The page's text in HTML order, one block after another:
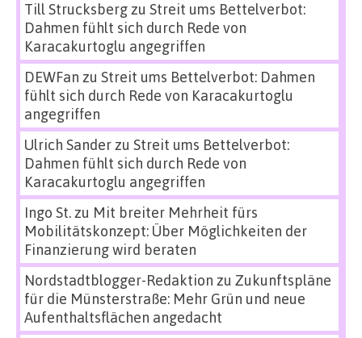
Till Strucksbergzu Streit ums Bettelverbot:
Dahmen fühlt sich durch Rede von
Karacakurtoglu angegriffen
DEWFan zu Streit ums Bettelverbot: Dahmen
fühlt sich durch Rede von Karacakurtoglu
angegriffen
Ulrich Sanderzu Streit ums Bettelverbot:
Dahmen fühlt sich durch Rede von
Karacakurtoglu angegriffen
Ingo St.zu Mit breiter Mehrheit fürs
Mobilitätskonzept: Über Möglichkeiten der
Finanzierung wird beraten
Nordstadtblogger-Redaktion zu Zukunftspläne
für die Münsterstraße: Mehr Grün und neue
Aufenthaltsflächen angedacht